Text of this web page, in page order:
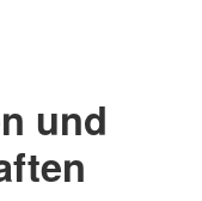
und